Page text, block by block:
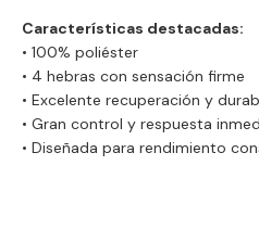
Características destacadas:
• 100% poliéster
• 4 hebras con sensación firme
• Excelente recuperación y
• Gran control y respuesta
• Diseñada para rendimiento